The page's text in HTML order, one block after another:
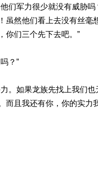
们军力很少就没有威胁吗
虽然他们看上去没有丝毫
你们三个先下去吧。”
？”
。如果龙族先找上我们也
而且我还有你，你的实力